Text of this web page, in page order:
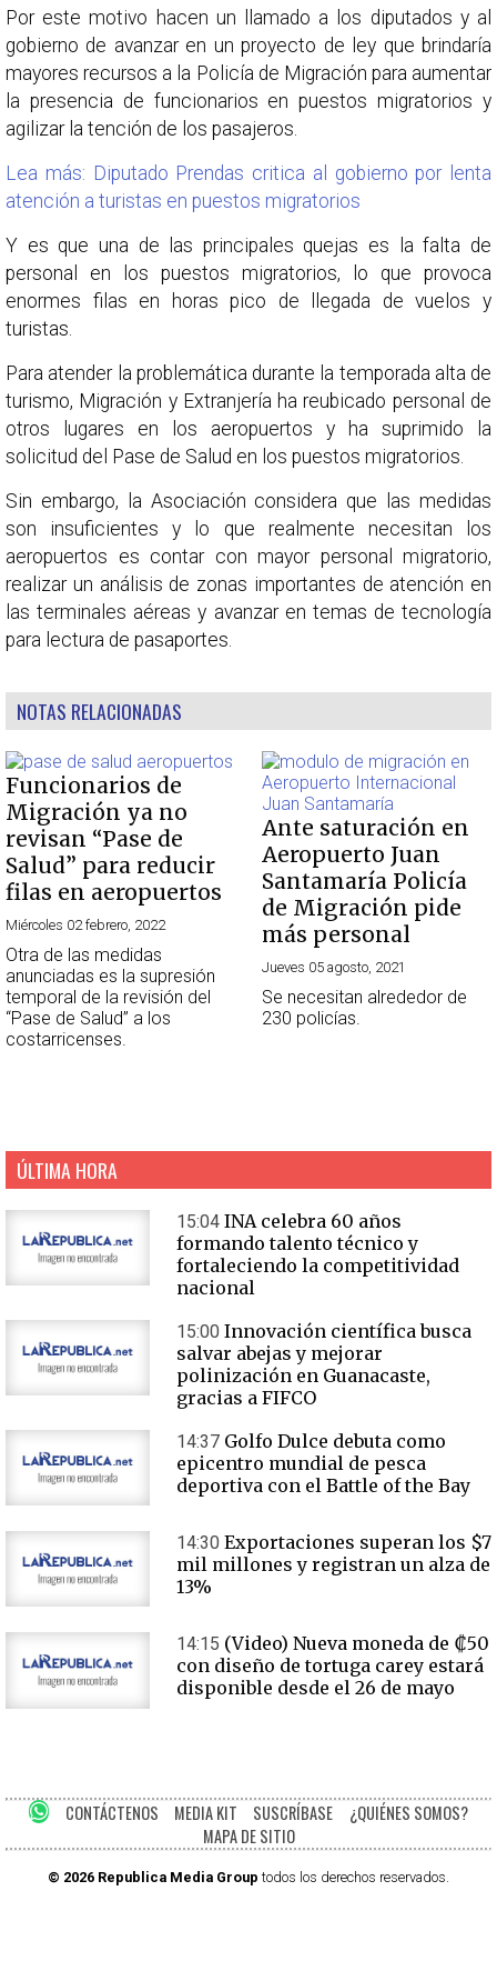
Por este motivo hacen un llamado a los diputados y al
gobierno de avanzar en un proyecto de ley que brindaría
mayores recursos a la Policía de Migración para aumentar
la presencia de funcionarios en puestos migratorios y
agilizar la tención de los pasajeros.
Lea más: Diputado Prendas critica al gobierno por lenta
atención a turistas en puestos migratorios
Y es que una de las principales quejas es la falta de
personal en los puestos migratorios, lo que provoca
enormes filas en horas pico de llegada de vuelos y
turistas.
Para atender la problemática durante la temporada alta de
turismo, Migración y Extranjería ha reubicado personal de
otros lugares en los aeropuertos y ha suprimido la
solicitud del Pase de Salud en los puestos migratorios.
Sin embargo, la Asociación considera que las medidas
son insuficientes y lo que realmente necesitan los
aeropuertos es contar con mayor personal migratorio,
realizar un análisis de zonas importantes de atención en
las terminales aéreas y avanzar en temas de tecnología
para lectura de pasaportes.
NOTAS RELACIONADAS
Funcionarios de
Migración ya no
revisan “Pase de
Salud” para reducir
filas en aeropuertos
Miércoles 02 febrero, 2022
Otra de las medidas
anunciadas es la supresión
temporal de la revisión del
“Pase de Salud” a los
costarricenses.
Ante saturación en
Aeropuerto Juan
Santamaría Policía
de Migración pide
más personal
Jueves 05 agosto, 2021
Se necesitan alrededor de
230 policías.
ÚLTIMA HORA
15:04 INA celebra 60 años
formando talento técnico y
fortaleciendo la competitividad
nacional
15:00 Innovación científica busca
salvar abejas y mejorar
polinización en Guanacaste,
gracias a FIFCO
14:37 Golfo Dulce debuta como
epicentro mundial de pesca
deportiva con el Battle of the Bay
14:30 Exportaciones superan los $7
mil millones y registran un alza de
13%
14:15 (Video) Nueva moneda de ₡50
con diseño de tortuga carey estará
disponible desde el 26 de mayo
CONTÁCTENOS MEDIA KIT SUSCRÍBASE
¿QUIÉNES SOMOS?
MAPA DE SITIO
© 2026 Republica Media Group todos los derechos reservados.